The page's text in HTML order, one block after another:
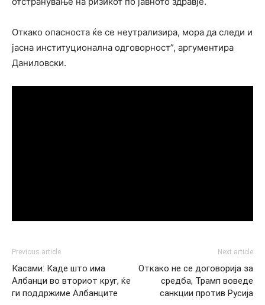
Откако опасноста ќе се неутрализира, мора да следи и
јасна институционална одговорност”, аргументира
Даниловски.
Previous article
Касами: Каде што има
Албанци во вториот круг, ќе
ги поддржиме Албанците
Next article
Откако не се договорија за
средба, Трамп воведе
санкции против Русија